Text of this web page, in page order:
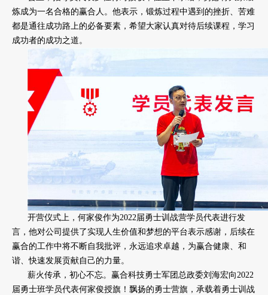
炼成为一名合格的赢合人。他表示，锻炼过程中遇到的挫折、苦难
都是通往成功路上的必备要素，希望大家认真对待后续课程，学习
成功者的成功之道。
开营仪式上，何家俊作为2022届勇士训战营学员代表进行发
言，他对公司提供了实现人生价值和梦想的平台表示感谢，后续在
赢合的工作中将不断自我批评，永远追求卓越，为赢合健康、和
谐、快速发展贡献自己的力量。
薪火传承，初心不忘。赢合科技勇士军团总政委刘海宏向2022
届勇士班学员代表何家俊授旗！飘扬的勇士营旗，承载着勇士训战